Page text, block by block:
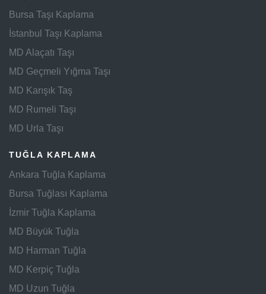
Bursa Taşı Kaplama
İstanbul Taşı Kaplama
MD Alaçatı Taşı
MD Geçmeli Yığma Taşı
MD Karışık Taş
MD Rumeli Taşı
MD Urla Taşı
TUĞLA KAPLAMA
Ankara Tuğla Kaplama
Bursa Tuğlası Kaplama
İzmir Tuğla Kaplama
MD Büyük Tuğla
MD Harman Tuğla
MD Kerpiç Tuğla
MD Uzun Tuğla